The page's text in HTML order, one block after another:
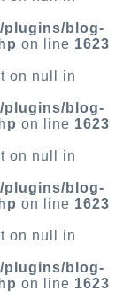
plugins/blog-
on line 1623
on null in
plugins/blog-
on line 1623
on null in
plugins/blog-
on line 1623
on null in
plugins/blog-
on line 1623